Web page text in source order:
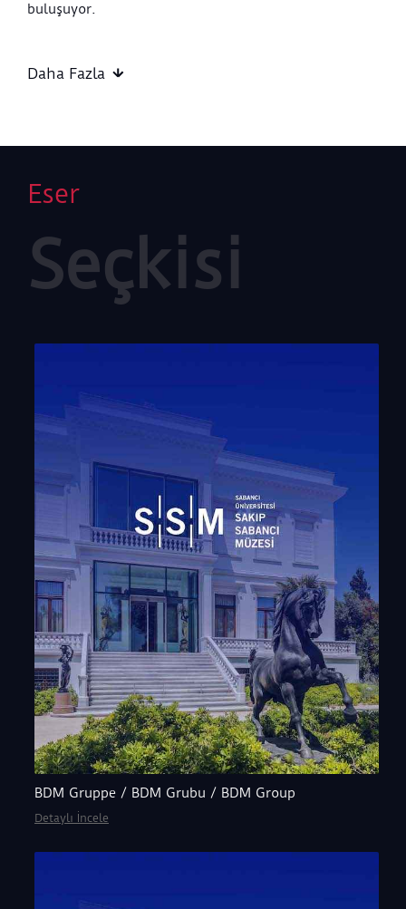
buluşuyor.
bir etkiye sahip olan Baselitz, 20. yüzyılın ikinci
sanatsal üslup geliştirmiştir. 1969'dan beri
yaklaşım, biçimi içerikten arındırmanın ve soyutlama
ile figürasyon arasında bir yerde durmanın bir yolu
üzerine resim tekniğinde yeni bir açılımda
bulunmasını mümkün kılmıştır.
Georg Baselitz: Son On Yıl
oluşuyor. Baselitz’in 1950’lerden bu yana çeşitli
işlenmiş bir seride geri dönüyor. Serinin 2024 tarihli
son tablosu, ilk kez bu sergide ziyaretçi ile buluşuyor.
Aynı şekilde, çocukluğundan beri resmettiği geyik
motifi, kariyerinin başından beri eserlerine yön veren
mitolojik ikonografinin bir parçası olarak yeniden
Golden Hands [Altın Eller]serisi,
sanatçının bu uzuvların kültürel ve tarihsel
sembolizmine duyduğu hayranlığı yansıtırken, eşi
Elke’nin baş aşağı portreleri de yine 1970’lerden bu
yana sıkça işlediği konulardan biri olarak sergide yer
alıyor. Serginin öne çıkan Springtime [İlkbahar]serisi
ise, Dada kolaj sanatçısı Hannah Höch’ten ilham
alıyor. Bu dizide Baselitz, baş aşağı figürlerinin
üzerine gerçek naylon çorapları kolajlayarak,
neredeyse fetişist bir anlam ortaya koyuyor. Müzenin
galerilerinde ve bahçesinde sergilenen anıtsal
heykeller de resimlerin ikonografisi ve tarihsel
temalarıyla bir bütünlük oluşturuyor.
Sergi Kataloğu
Sergiye eşlik eden
Daha Fazla
Eser
Seçkisi
BDM Gruppe / BDM Grubu / BDM Group
Detaylı İncele